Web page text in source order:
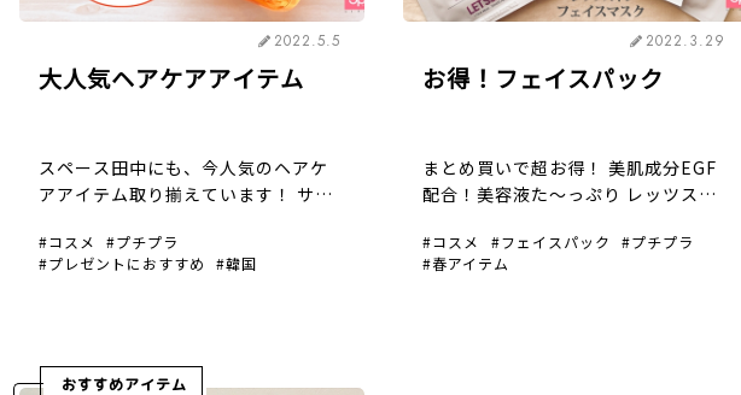
2022.5.5
大人気ヘアケアアイテム
スペース田中にも、今人気のヘアケ
アアイテム取り揃えています！ サラ
ン パーフェクトセラムオリジナル 韓
国のコスメアプリで8年連続第1位の
コスメ
プチプラ
プレゼントにおすすめ
韓国
2022.3.29
お得！フェイスパック
まとめ買いで超お得！ 美肌成分EGF
配合！美容液た～っぷり レッツスキ
円+税（税込418円）！ EGF配合 細胞
の生まれ変わりのリズムを促進する
コスメ フェイスパック
プチプラ
春アイテム
おすすめアイテム